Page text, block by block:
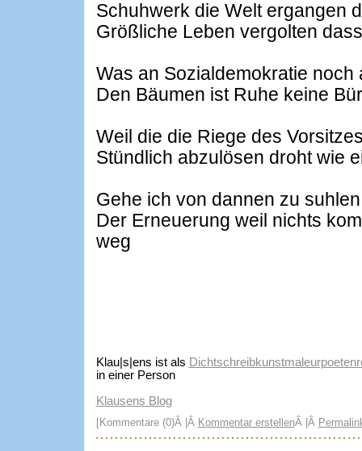
Schuhwerk die Welt ergangen
Größliche Leben vergolten
Was an Sozialdemokratie noch
Den Bäumen ist Ruhe keine
Weil die die Riege des
Stündlich abzulösen droht wie
Gehe ich von dannen zu
Der Erneuerung weil nichts
weg
Klau|s|ens ist als
in einer Person
Klausens Blog
[Kommentare (0)Â |Â Kommentar erstellenÂ |Â